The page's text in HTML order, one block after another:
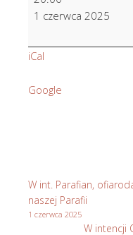
Andrzej
22
śm.
1 czerwca 2025
iCal
Google
W int. Parafian,
naszej Parafii
1 czerwca 2025
W intencji